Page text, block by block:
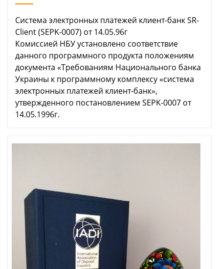
Система электронных платежей клиент-банк SR-
Client (SEPK-0007) от 14.05.96г
Комиссией НБУ установлено соответствие
данного программного продукта положениям
документа «Требованиям Национального банка
Украины к программному комплексу «cистема
электронных платежей клиент-банк»,
утвержденного постановлением SEPK-0007 от
14.05.1996г.